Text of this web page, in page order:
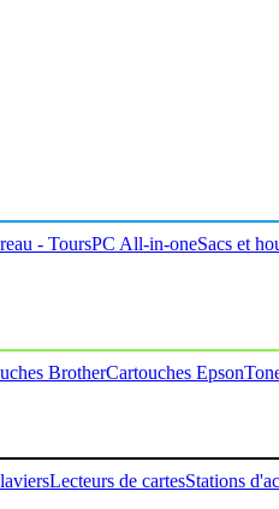
- ToursPC All-in-oneSacs et
BrotherCartouches Epson
Lecteurs de cartesStations